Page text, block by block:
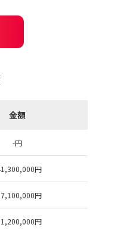
金額
-円
円
円
円